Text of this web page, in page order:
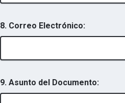
8. Correo Electrónico:
9. Asunto del Documento: